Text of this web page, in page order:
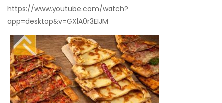
https://www.youtube.com/watch?
app=desktop&v=GXlA0r3EIJM